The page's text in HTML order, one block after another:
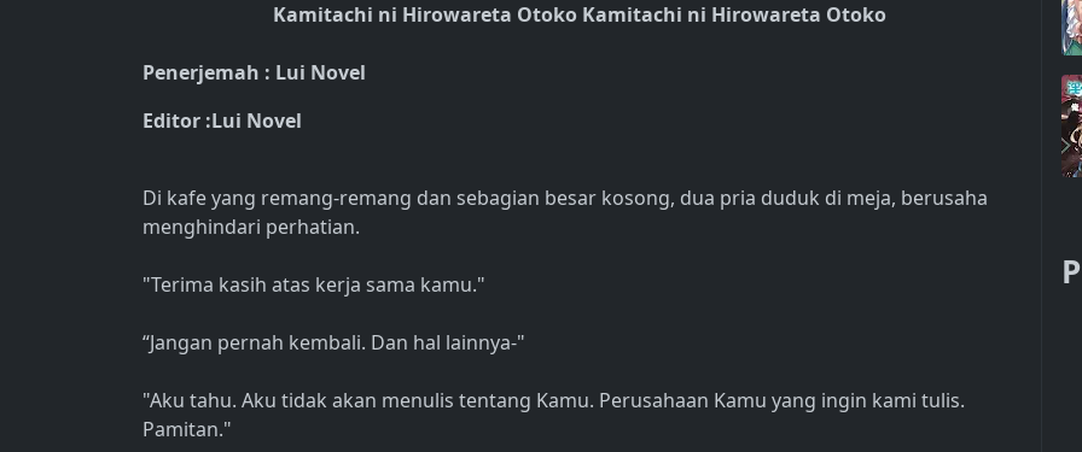
Kamitachi ni Hirowareta Otoko Kamitachi ni Hirowareta Otoko
Penerjemah : Lui Novel
Editor :Lui Novel
Di kafe yang remang-remang dan sebagian besar kosong, dua pria duduk di meja, berusaha
menghindari perhatian.
"Terima kasih atas kerja sama kamu."
“Jangan pernah kembali. Dan hal lainnya-"
"Aku tahu. Aku tidak akan menulis tentang Kamu. Perusahaan Kamu yang ingin kami tulis.
Pamitan."